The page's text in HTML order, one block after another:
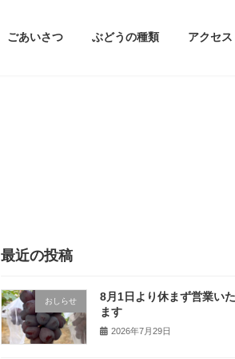
ごあいさつ ぶどうの種類 アクセス
最近の投稿
おしらせ
8月1日より休まず営業い
ます
2026年7月29日